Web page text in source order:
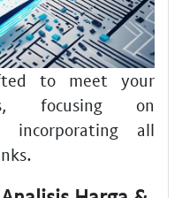
to meet your
focusing on
incorporating all